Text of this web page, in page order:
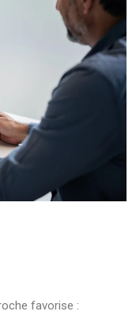
favorise :